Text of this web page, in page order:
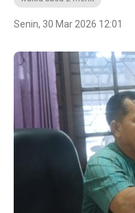
Senin, 30 Mar 2026 12:01